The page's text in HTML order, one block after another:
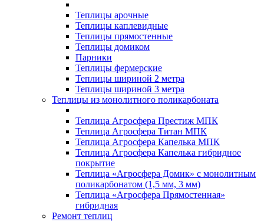
Теплицы арочные
Теплицы каплевидные
Теплицы прямостенные
Теплицы домиком
Парники
Теплицы фермерские
Теплицы шириной 2 метра
Теплицы шириной 3 метра
Теплицы из монолитного поликарбоната
Теплица Агросфера Престиж МПК
Теплица Агросфера Титан МПК
Теплица Агросфера Капелька МПК
Теплица Агросфера Капелька гибридное
покрытие
Теплица «Агросфера Домик» с монолитным
поликарбонатом (1,5 мм, 3 мм)
Теплица «Агросфера Прямостенная»
гибридная
Ремонт теплиц